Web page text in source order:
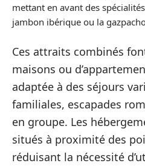
mettant en avant des
jambon ibérique ou la
Ces attraits combinés
maisons ou
adaptée à des séjours
familiales, escapades
en groupe. Les
situés à proximité des
réduisant la nécessité